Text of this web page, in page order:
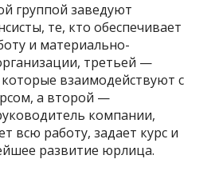
группой заведуют
те, кто обеспечивает
и материально-
третьей —
взаимодействуют с
а второй —
компании,
всю работу, задает курс и
развитие юрлица.